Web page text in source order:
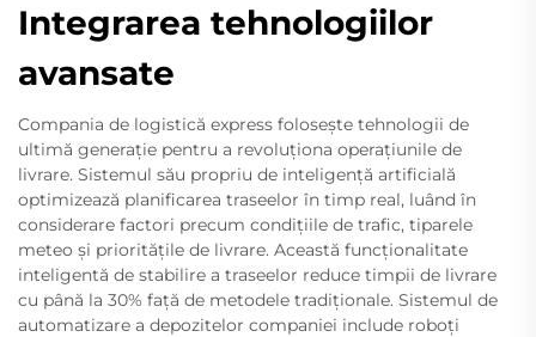
Integrarea tehnologiilor
avansate
Compania de logistică express folosește tehnologii de
ultimă generație pentru a revoluționa operațiunile de
livrare. Sistemul său propriu de inteligență artificială
optimizează planificarea traseelor în timp real, luând în
considerare factori precum condițiile de trafic, tiparele
meteo și prioritățile de livrare. Această funcționalitate
inteligentă de stabilire a traseelor reduce timpii de livrare
cu până la 30% față de metodele tradiționale. Sistemul de
automatizare a depozitelor companiei include roboți